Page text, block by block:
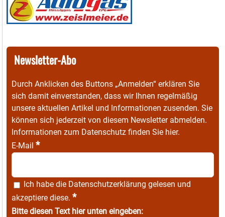
Newsletter-Abo
Durch Anklicken des Buttons „Anmelden“ erklären Sie
sich damit einverstanden, dass wir Ihnen regelmäßig
unsere aktuellen Artikel und Informationen zusenden. Sie
können sich jederzeit von diesem Newsletter abmelden.
Informationen zum Datenschutz finden Sie hier.
E-Mail *
Ich habe die Datenschutzerklärung gelesen und
akzeptiere diese. *
Bitte diesen Text hier unten eingeben: